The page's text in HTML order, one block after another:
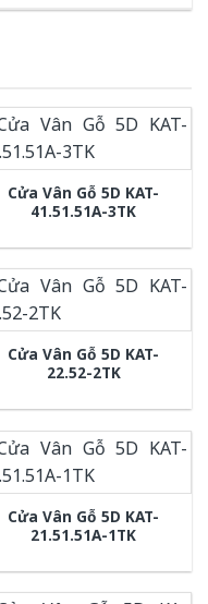
Cửa Vân Gỗ 5D KAT-
41.51.51A-3TK
Cửa Vân Gỗ 5D KAT-
22.52-2TK
Cửa Vân Gỗ 5D KAT-
21.51.51A-1TK